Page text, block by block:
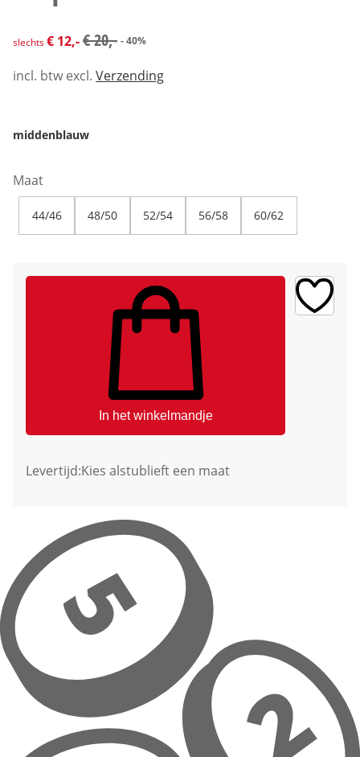
kortingsprijs: € 12,-, vorige prijs: € 20,-
slechts€ 12,-€ 20,- - 40%
incl. btw excl. Verzending
middenblauw
Maat
44/46 48/50 52/54 56/58 60/62
In het winkelmandje
Levertijd:Kies alstublieft een maat